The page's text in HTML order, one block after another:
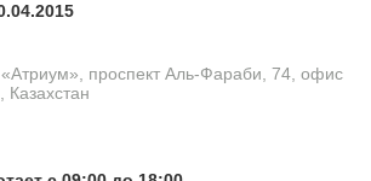
«Атриум», проспект Аль-Фараби, 74, офис
Казахстан